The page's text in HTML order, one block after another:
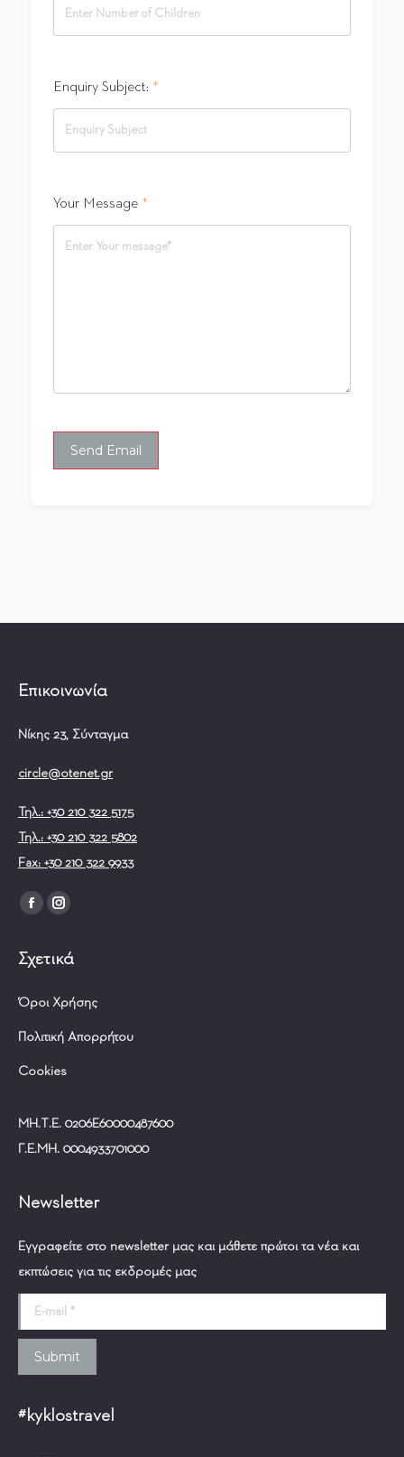
Enquiry Subject: *
Your Message *
Επικοινωνία
Νίκης 23, Σύνταγμα
circle@otenet.gr
Τηλ.: +30 210 322 5175
Τηλ.: +30 210 322 5802
Fax: +30 210 322 9933
Find us on:
Facebook
opens
new
window
Instagram
opens
new
window
Σχετικά
Όροι Χρήσης
Πολιτική Απορρήτου
Cookies
ΜΗ.Τ.Ε. 0206Ε60000487600
Γ.Ε.ΜΗ. 0004933701000
Newsletter
Εγγραφείτε στο newsletter μας και μάθετε πρώτοι τα νέα και
εκπτώσεις για τις εκδρομές μας
E-mail *
Submit
#kyklostravel